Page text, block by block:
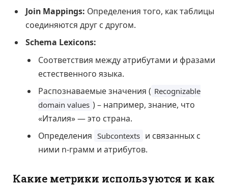
Join Mappings: Определения того, как таблицы
соединяются друг с другом.
Schema Lexicons:
Соответствия между атрибутами и фразами
естественного языка.
Распознаваемые значения ( Recognizable
domain values ) – например, знание, что
«Италия» — это страна.
Определения Subcontexts и связанных с
ними n-грамм и атрибутов.
Какие метрики используются и как